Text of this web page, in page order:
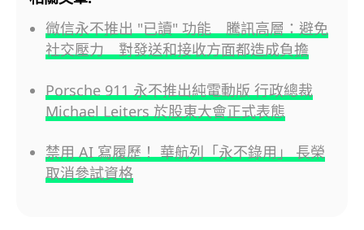
微信永不推出 "已讀" 功能 騰訊高層：避免
社交壓力 對發送和接收方面都造成負擔
Porsche 911 永不推出純電動版 行政總裁
Michael Leiters 於股東大會正式表態
禁用 AI 寫履歷！ 華航列「永不錄用」 長榮
取消參試資格